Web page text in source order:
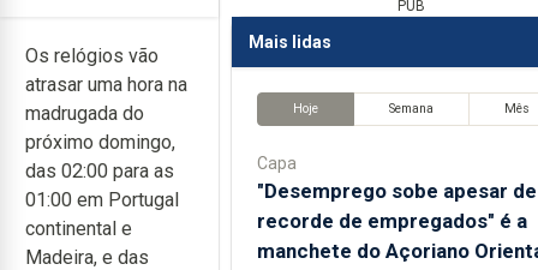
Os relógios vão
atrasar uma hora na
madrugada do
próximo domingo,
das 02:00 para as
01:00 em Portugal
continental e
Madeira, e das
PUB
Mais lidas
Hoje Semana Mês
Capa
"Desemprego sobe apesar de
recorde de empregados" é a
manchete do Açoriano